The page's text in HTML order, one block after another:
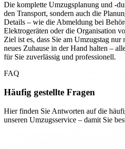
Die komplette Umzugsplanung und -
den Transport, sondern auch die
Details – wie die Abmeldung bei
Elektrogeräten oder die Organisation
Ziel ist es, dass Sie am Umzugstag
neues Zuhause in der Hand halten –
für Sie zuverlässig und professionell.
FAQ
Häufig gestellte Fragen
Hier finden Sie Antworten auf die
unseren Umzugsservice – damit Sie